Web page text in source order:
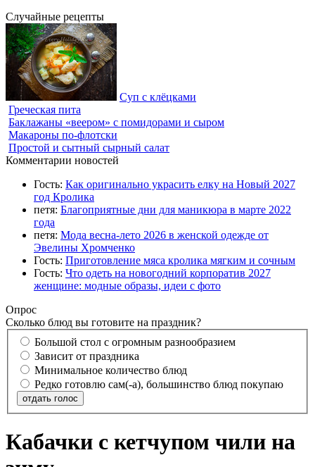
Случайные рецепты
Суп с клёцками
Греческая пита
Баклажаны «веером» с помидорами и сыром
Макароны по-флотски
Простой и сытный сырный салат
Комментарии новостей
Гость: Как оригинально украсить елку на Новый 2027
год Кролика
петя: Благоприятные дни для маникюра в марте 2022
года
петя: Мода весна-лето 2026 в женской одежде от
Эвелины Хромченко
Гость: Приготовление мяса кролика мягким и сочным
Гость: Что одеть на новогодний корпоратив 2027
женщине: модные образы, идеи с фото
Опрос
Сколько блюд вы готовите на праздник?
Большой стол с огромным разнообразием
Зависит от праздника
Минимальное количество блюд
Редко готовлю сам(-а), большинство блюд покупаю
отдать голос
Кабачки с кетчупом чили на